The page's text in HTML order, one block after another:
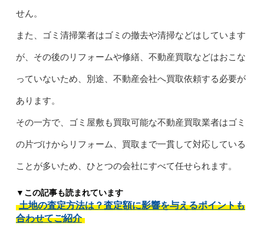
せん。
また、ゴミ清掃業者はゴミの撤去や清掃などはしています
が、その後のリフォームや修繕、不動産買取などはおこな
っていないため、別途、不動産会社へ買取依頼する必要が
あります。
その一方で、ゴミ屋敷も買取可能な不動産買取業者はゴミ
の片づけからリフォーム、買取まで一貫して対応している
ことが多いため、ひとつの会社にすべて任せられます。
▼この記事も読まれています
土地の査定方法は？査定額に影響を与えるポイントも
合わせてご紹介